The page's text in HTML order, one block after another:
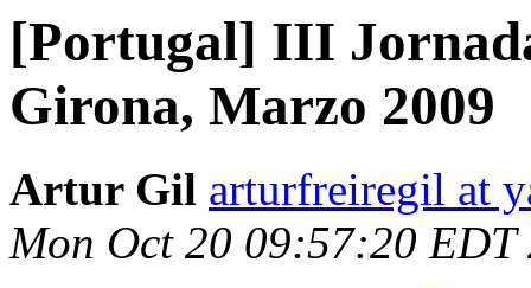
[Portugal] III
Girona, Marzo 2009
Artur Gil arturfreiregil at
Mon Oct 20 09:57:20 EDT